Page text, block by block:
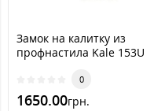
Замок на калитку из
профнастила Kale 153U
(нержавеющая сталь)
0
1650.00грн.